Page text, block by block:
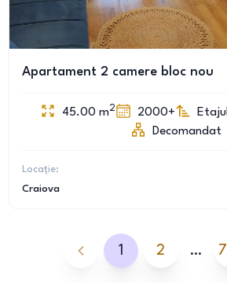
Apartament 2 camere bloc nou
45.00 m2 2000+
Decomandat
Locație:
Craiova
1 2 …